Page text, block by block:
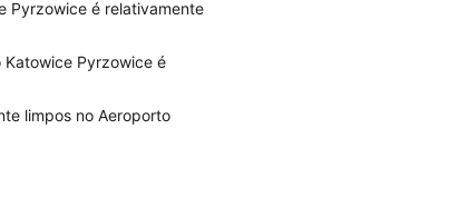
Pyrzowice é relativamente
Pyrzowice é
limpos no Aeroporto